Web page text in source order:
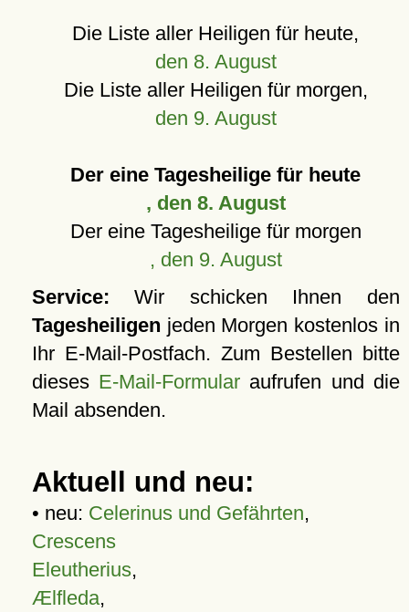
Die Liste aller Heiligen für heute,
den 8. August
Die Liste aller Heiligen für morgen,
den 9. August
Der eine Tagesheilige für heute
, den 8. August
Der eine Tagesheilige für morgen
, den 9. August
Service: Wir schicken Ihnen den
Tagesheiligen jeden Morgen kostenlos in
Ihr E-Mail-Postfach. Zum Bestellen bitte
dieses E-Mail-Formular aufrufen und die
Mail absenden.
Aktuell und neu:
• neu: Celerinus und Gefährten,
Crescens
Eleutherius,
Ælfleda,